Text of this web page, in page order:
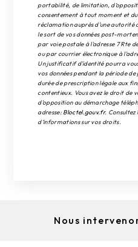
portabilité, de limitation,
consentement à tout moment et
réclamation auprès d’une autorité
le sort de vos données post-
par voie postale à l'adresse 7 Rte
ou par courrier électronique à
Un justificatif d'identité pourra
vos données pendant la période
durée de prescription légale aux
contentieux. Vous avez le droit de
d'opposition au démarchage
adresse: Bloctel.gouv.fr. Consultez
d’informations sur vos droits.
Nous